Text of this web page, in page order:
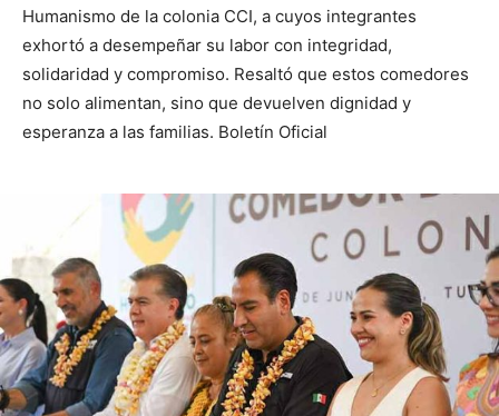
Humanismo de la colonia CCI, a cuyos integrantes
exhortó a desempeñar su labor con integridad,
solidaridad y compromiso. Resaltó que estos comedores
no solo alimentan, sino que devuelven dignidad y
esperanza a las familias. Boletín Oficial